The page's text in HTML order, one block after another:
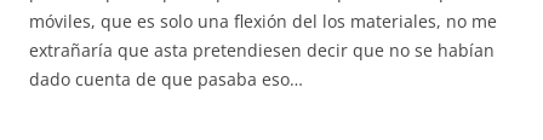
móviles, que es solo una flexión del los materiales, no me
extrañaría que asta pretendiesen decir que no se habían
dado cuenta de que pasaba eso…